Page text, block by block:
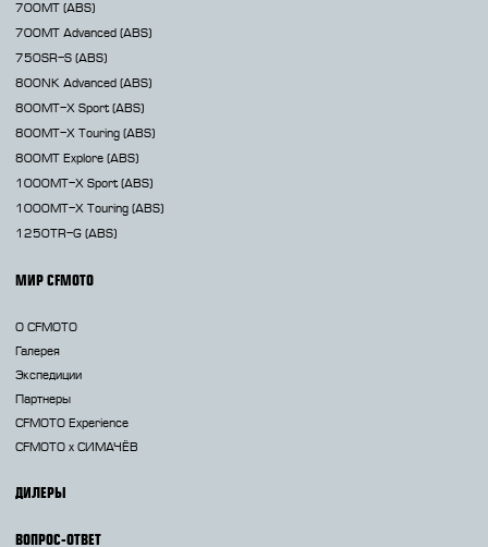
700MT (ABS)
700MT Advanced (ABS)
750SR-S (ABS)
800NK Advanced (ABS)
800MT-X Sport (ABS)
800MT-X Touring (ABS)
800MT Explore (ABS)
1000MT-X Sport (ABS)
1000MT-X Touring (ABS)
1250TR-G (ABS)
МИР CFMOTO
О CFMOTO
Галерея
Экспедиции
Партнеры
CFMOTO Experience
CFMOTO х СИМАЧЁВ
ДИЛЕРЫ
ВОПРОС-ОТВЕТ